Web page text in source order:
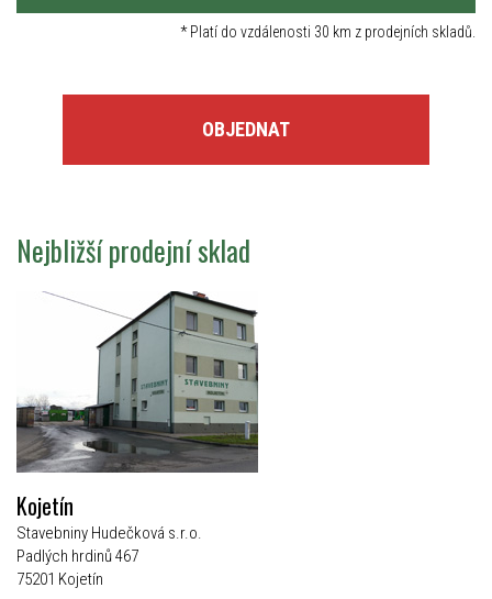
*Platí do vzdálenosti 30 km z prodejních skladů.
OBJEDNAT
Nejbližší prodejní sklad
Kojetín
Stavebniny Hudečková s.r.o.
Padlých hrdinů 467
75201 Kojetín